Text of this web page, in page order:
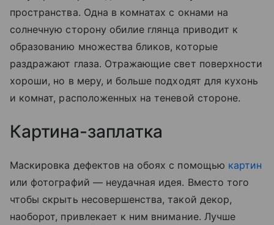
пространства. Одна в комнатах с окнами на
солнечную сторону обилие глянца приводит к
образованию множества бликов, которые
раздражают глаза. Отражающие свет поверхности
хороши, но в меру, и больше подходят для кухонь
и комнат, расположенных на теневой стороне.
Картина-заплатка
Маскировка дефектов на обоях с помощью картин
или фотографий — неудачная идея. Вместо того
чтобы скрыть несовершенства, такой декор,
наоборот, привлекает к ним внимание. Лучше